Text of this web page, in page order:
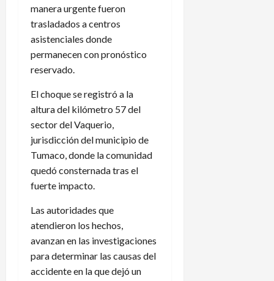
manera urgente fueron
trasladados a centros
asistenciales donde
permanecen con pronóstico
reservado.
El choque se registró a la
altura del kilómetro 57 del
sector del Vaquerio,
jurisdicción del municipio de
Tumaco, donde la comunidad
quedó consternada tras el
fuerte impacto.
Las autoridades que
atendieron los hechos,
avanzan en las investigaciones
para determinar las causas del
accidente en la que dejó un